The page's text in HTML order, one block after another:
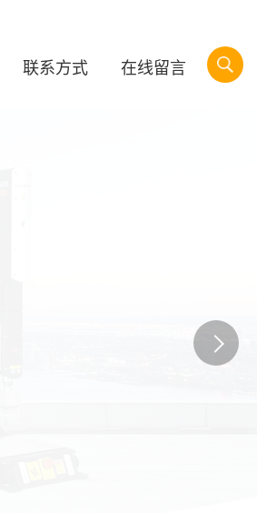
联系方式 在线留言